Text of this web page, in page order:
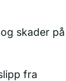
skader på
fra